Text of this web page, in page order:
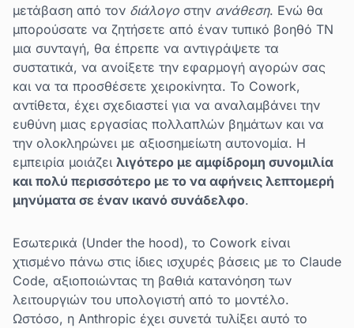
μετάβαση από τον διάλογο στην ανάθεση. Ενώ θα
μπορούσατε να ζητήσετε από έναν τυπικό βοηθό ΤΝ
μια συνταγή, θα έπρεπε να αντιγράψετε τα
συστατικά, να ανοίξετε την εφαρμογή αγορών σας
και να τα προσθέσετε χειροκίνητα. Το Cowork,
αντίθετα, έχει σχεδιαστεί για να αναλαμβάνει την
ευθύνη μιας εργασίας πολλαπλών βημάτων και να
την ολοκληρώνει με αξιοσημείωτη αυτονομία. Η
εμπειρία μοιάζει λιγότερο με αμφίδρομη συνομιλία
και πολύ περισσότερο με το να αφήνεις λεπτομερή
μηνύματα σε έναν ικανό συνάδελφο.
Εσωτερικά (Under the hood), το Cowork είναι
χτισμένο πάνω στις ίδιες ισχυρές βάσεις με το Claude
Code, αξιοποιώντας τη βαθιά κατανόηση των
λειτουργιών του υπολογιστή από το μοντέλο.
Ωστόσο, η Anthropic έχει συνετά τυλίξει αυτό το